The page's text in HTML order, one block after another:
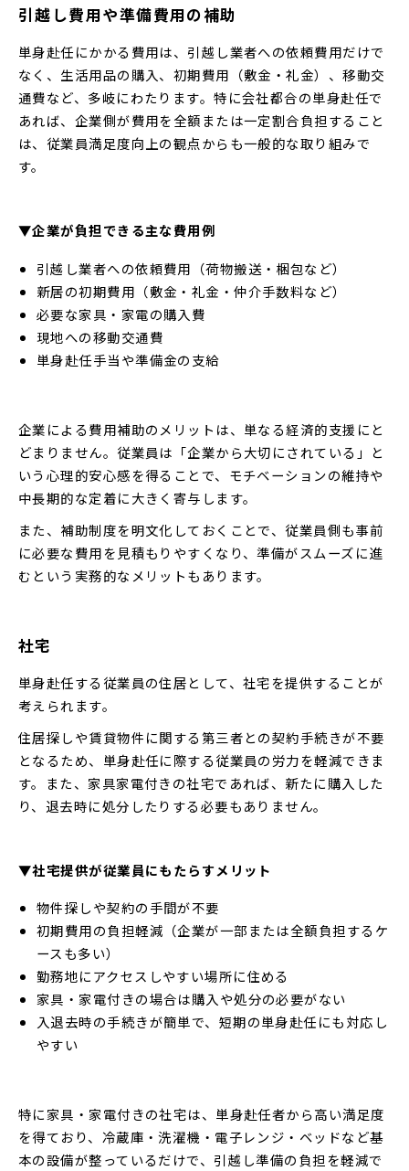
引越し費用や準備費用の補助
単身赴任にかかる費用は、引越し業者への依頼費用だけで
なく、生活用品の購入、初期費用（敷金・礼金）、移動交
通費など、多岐にわたります。特に会社都合の単身赴任で
あれば、企業側が費用を全額または一定割合負担すること
は、従業員満足度向上の観点からも一般的な取り組みで
す。
▼企業が負担できる主な費用例
引越し業者への依頼費用（荷物搬送・梱包など）
新居の初期費用（敷金・礼金・仲介手数料など）
必要な家具・家電の購入費
現地への移動交通費
単身赴任手当や準備金の支給
企業による費用補助のメリットは、単なる経済的支援にと
どまりません。従業員は「企業から大切にされている」と
いう心理的安心感を得ることで、モチベーションの維持や
中長期的な定着に大きく寄与します。
また、補助制度を明文化しておくことで、従業員側も事前
に必要な費用を見積もりやすくなり、準備がスムーズに進
むという実務的なメリットもあります。
社宅
単身赴任する従業員の住居として、社宅を提供することが
考えられます。
住居探しや賃貸物件に関する第三者との契約手続きが不要
となるため、単身赴任に際する従業員の労力を軽減できま
す。また、家具家電付きの社宅であれば、新たに購入した
り、退去時に処分したりする必要もありません。
▼社宅提供が従業員にもたらすメリット
物件探しや契約の手間が不要
初期費用の負担軽減（企業が一部または全額負担するケ
ースも多い）
勤務地にアクセスしやすい場所に住める
家具・家電付きの場合は購入や処分の必要がない
入退去時の手続きが簡単で、短期の単身赴任にも対応し
やすい
特に家具・家電付きの社宅は、単身赴任者から高い満足度
を得ており、冷蔵庫・洗濯機・電子レンジ・ベッドなど基
本の設備が整っているだけで、引越し準備の負担を軽減で